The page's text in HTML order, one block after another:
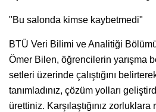
"Bu salonda kimse kaybetmedi"
BTÜ Veri Bilimi ve Analitiği
Ömer Bilen, öğrencilerin yarışma
setleri üzerinde çalıştığını
tanımladınız, çözüm yolları
ürettiniz. Karşılaştığınız